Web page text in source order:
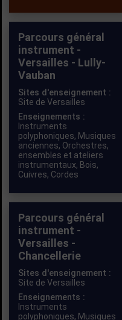
Parcours général
instrument -
Versailles - Lully-
Vauban
Sites d'enseignement :
Site de Versailles
Enseignements :
Instruments
polyphoniques, Musiques
anciennes, Orchestres,
ensembles et ateliers
instrumentaux, Bois,
Cuivres, Cordes
Parcours général
instrument -
Versailles -
Chancellerie
Sites d'enseignement :
Site de Versailles
Enseignements :
Instruments
polyphoniques, Musiques